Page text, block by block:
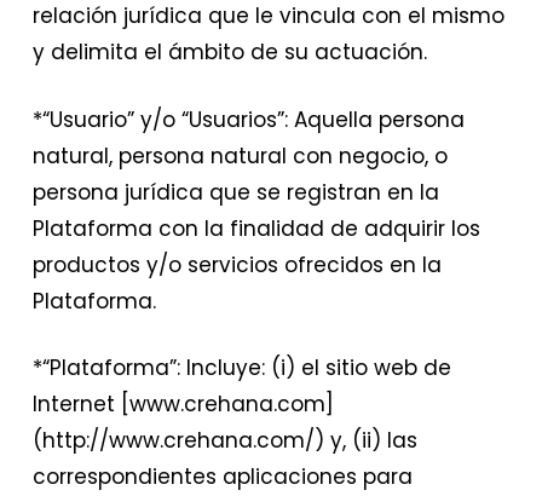
relación jurídica que le vincula con el mismo
y delimita el ámbito de su actuación.
*“Usuario” y/o “Usuarios”: Aquella persona
natural, persona natural con negocio, o
persona jurídica que se registran en la
Plataforma con la finalidad de adquirir los
productos y/o servicios ofrecidos en la
Plataforma.
*“Plataforma”: Incluye: (i) el sitio web de
Internet [www.crehana.com]
(http://www.crehana.com/) y, (ii) las
correspondientes aplicaciones para